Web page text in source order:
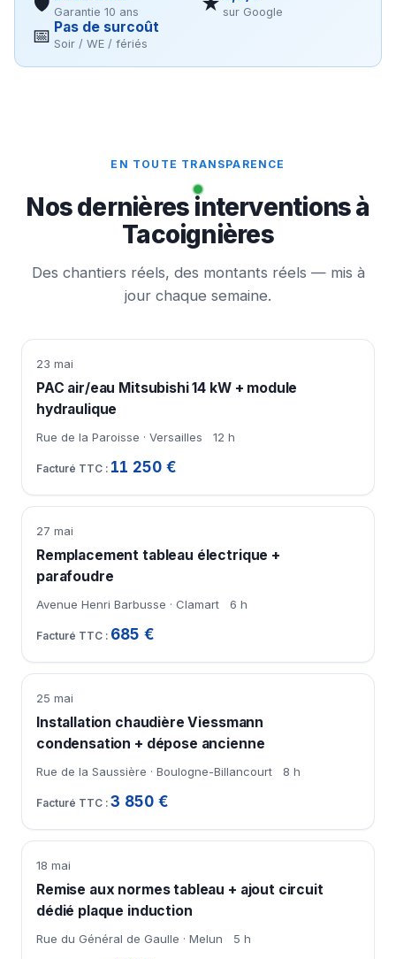
Garantie 10 ans sur Google
📅 Pas de surcoût
Soir / WE / fériés
EN TOUTE TRANSPARENCE
Nos dernières interventions à
Tacoignières
Des chantiers réels, des montants réels — mis à
jour chaque semaine.
23 mai
PAC air/eau Mitsubishi 14 kW + module
hydraulique
Rue de la Paroisse · Versailles 12 h
11 250 €
27 mai
Remplacement tableau électrique +
parafoudre
Avenue Henri Barbusse · Clamart 6 h
685 €
25 mai
Installation chaudière Viessmann
condensation + dépose ancienne
Rue de la Saussière · Boulogne-Billancourt 8 h
3 850 €
18 mai
Remise aux normes tableau + ajout circuit
dédié plaque induction
Rue du Général de Gaulle · Melun 5 h